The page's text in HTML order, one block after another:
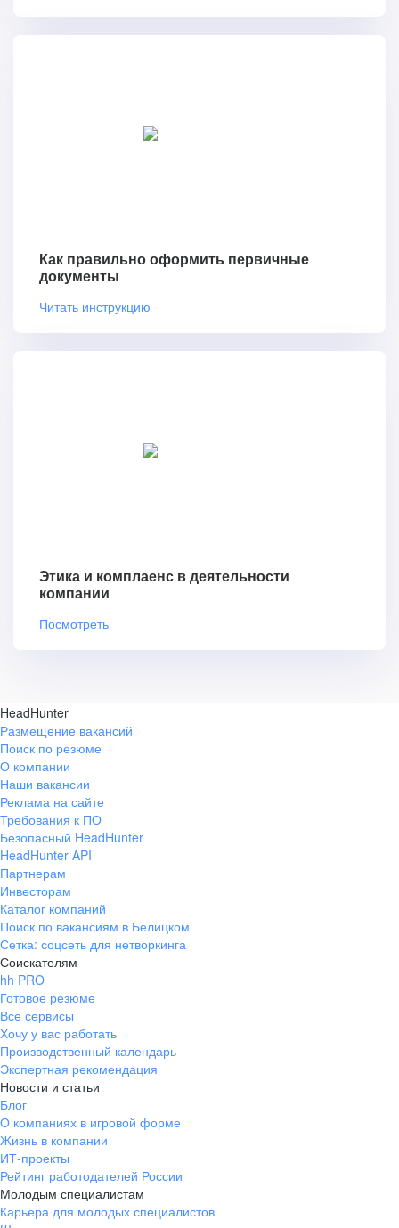
Как правильно оформить первичные
документы
Читать инструкцию
Этика и комплаенс в деятельности
компании
Посмотреть
HeadHunter
Размещение вакансий
Поиск по резюме
О компании
Наши вакансии
Реклама на сайте
Требования к ПО
Безопасный HeadHunter
HeadHunter API
Партнерам
Инвесторам
Каталог компаний
Поиск по вакансиям в Белицком
Сетка: соцсеть для нетворкинга
Соискателям
hh PRO
Готовое резюме
Все сервисы
Хочу у вас работать
Производственный календарь
Экспертная рекомендация
Новости и статьи
Блог
О компаниях в игровой форме
Жизнь в компании
ИТ-проекты
Рейтинг работодателей России
Молодым специалистам
Карьера для молодых специалистов